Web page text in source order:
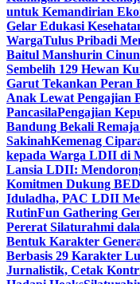
untuk Kemandirian
Gelar Edukasi
WargaTulus Pribadi
Baitul Manshurin
Sembelih 129 Hewan
Garut Tekankan Peran
Anak Lewat Pengajian
PancasilaPengajian
Bandung Bekali
SakinahKemenag
kepada Warga LDII di
Lansia LDII:
Komitmen Dukung
Iduladha, PAC LDII
RutinFun Gathering
Pererat Silaturahmi
Bentuk Karakter
Berbasis 29 Karakter
Jurnalistik, Cetak